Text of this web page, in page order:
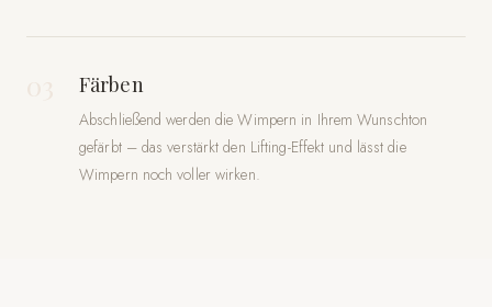
Färben
Abschließend werden die Wimpern in Ihrem Wunschton
gefärbt – das verstärkt den Lifting-Effekt und lässt die
Wimpern noch voller wirken.